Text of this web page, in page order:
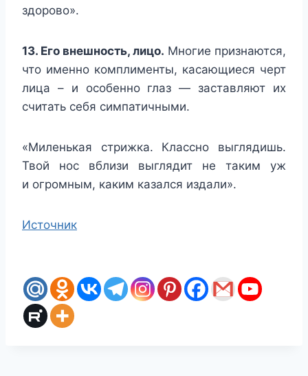
здорово».
13. Его внешность, лицо. Многие признаются,
что именно комплименты, касающиеся черт
лица – и особенно глаз — заставляют их
считать себя симпатичными.
«Миленькая стрижка. Классно выглядишь.
Твой нос вблизи выглядит не таким уж
и огромным, каким казался издали».
Источник